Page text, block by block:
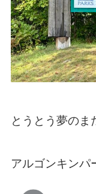
とうとう夢のま
アルゴンキンパ